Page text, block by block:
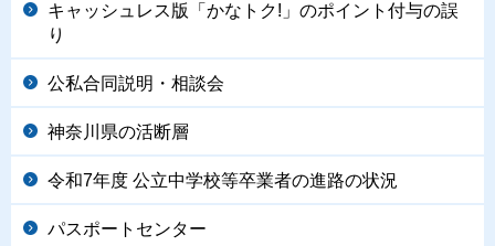
キャッシュレス版「かなトク!」のポイント付与の誤
り
公私合同説明・相談会
神奈川県の活断層
令和7年度 公立中学校等卒業者の進路の状況
パスポートセンター